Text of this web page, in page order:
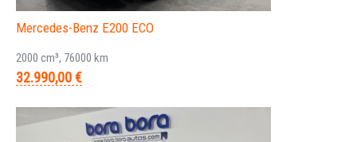
Mercedes-Benz E200 ECO
2000 cm³, 76000 km
32.990,00 €